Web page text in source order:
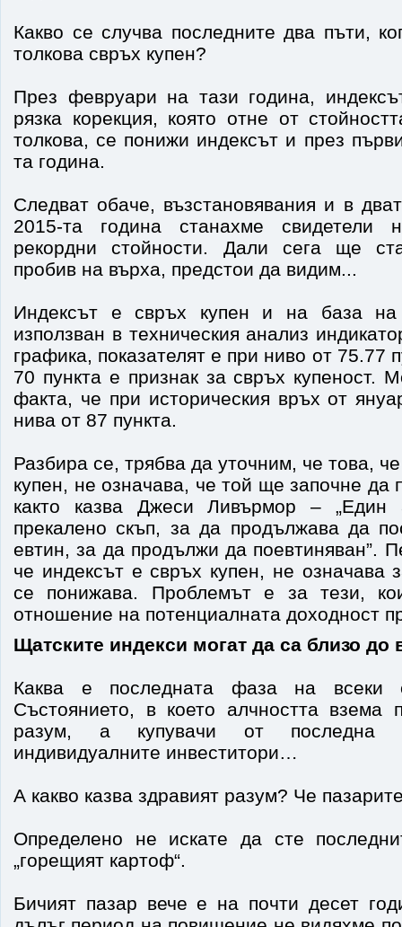
Какво се случва последните два пъти,
толкова свръх купен?
През февруари на тази година,
рязка корекция, която отне от
толкова, се понижи индексът и през
та година.
Следват обаче, възстановявания и в
2015-та година станахме
рекордни стойности. Дали сега ще
пробив на върха, предстои да видим...
Индексът е свръх купен и на база
използван в техническия анализ
графика, показателят е при ниво от 75.77
70 пункта е признак за свръх купеност.
факта, че при историческия връх от
нива от 87 пункта.
Разбира се, трябва да уточним, че това,
купен, не означава, че той ще започне да
както казва Джеси Ливърмор – „Един
прекалено скъп, за да продължава да
евтин, за да продължи да поевтиняван”.
че индексът е свръх купен, не означава
се понижава. Проблемът е за тези,
отношение на потенциалната доходност
Щатските индекси могат да са близо до
Каква е последната фаза на всеки
Състоянието, в което алчността взема
разум, а купувачи от последна
индивидуалните инвеститори…
А какво казва здравият разум? Че
Определено не искате да сте
„горещият картоф“.
Бичият пазар вече е на почти десет